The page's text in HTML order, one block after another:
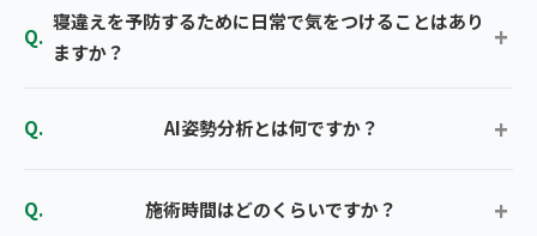
寝違えを予防するために日常で気をつけることはあり
ますか？
AI姿勢分析とは何ですか？
施術時間はどのくらいですか？